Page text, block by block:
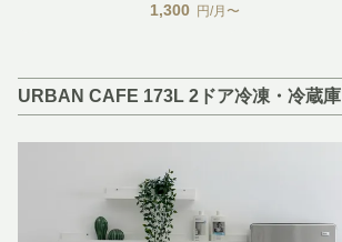
1,300 円/月〜
URBAN CAFE 173L 2ドア冷凍・冷蔵庫